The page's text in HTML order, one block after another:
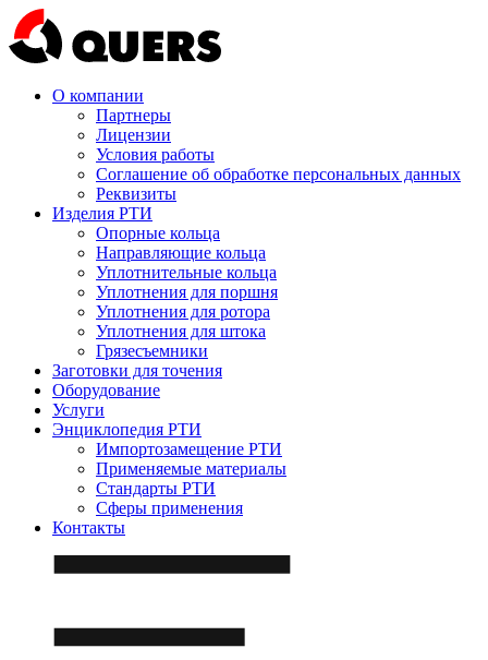
О компании
Партнеры
Лицензии
Условия работы
Соглашение об обработке персональных данных
Реквизиты
Изделия РТИ
Опорные кольца
Направляющие кольца
Уплотнительные кольца
Уплотнения для поршня
Уплотнения для ротора
Уплотнения для штока
Грязесъемники
Заготовки для точения
Оборудование
Услуги
Энциклопедия РТИ
Импортозамещение РТИ
Применяемые материалы
Стандарты РТИ
Сферы применения
Контакты